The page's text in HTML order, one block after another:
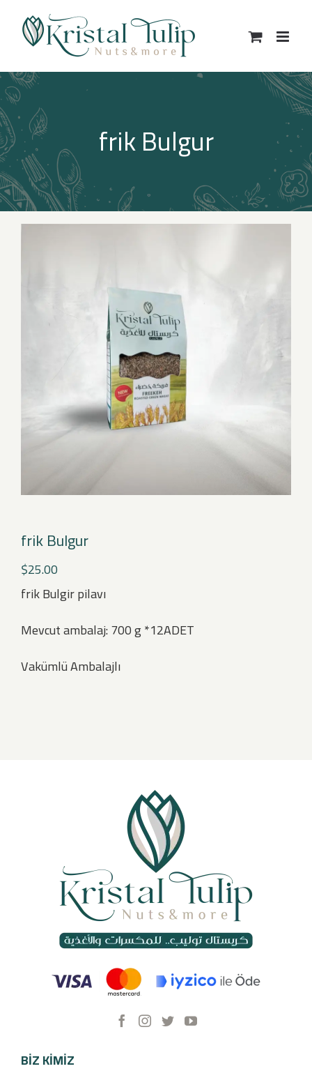
content
frik Bulgur
frik Bulgur
$25.00
frik Bulgir pilavı
Mevcut ambalaj: 700 g *12ADET
Vakümlü Ambalajlı
BIZ KIMIZ